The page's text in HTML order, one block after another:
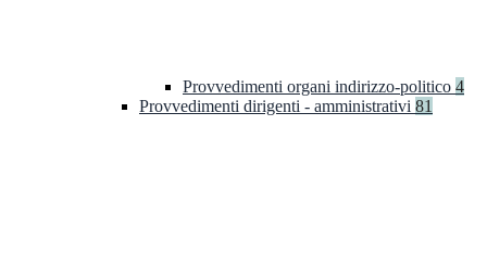
Provvedimenti organi indirizzo-politico 4
Provvedimenti dirigenti - amministrativi 81